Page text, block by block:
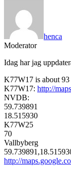
henca
Moderator
Idag har jag
K77W17 is about
K77W17: http://
NVDB:
59.739891
18.515930
K77W25
70
Vallbyberg
http://